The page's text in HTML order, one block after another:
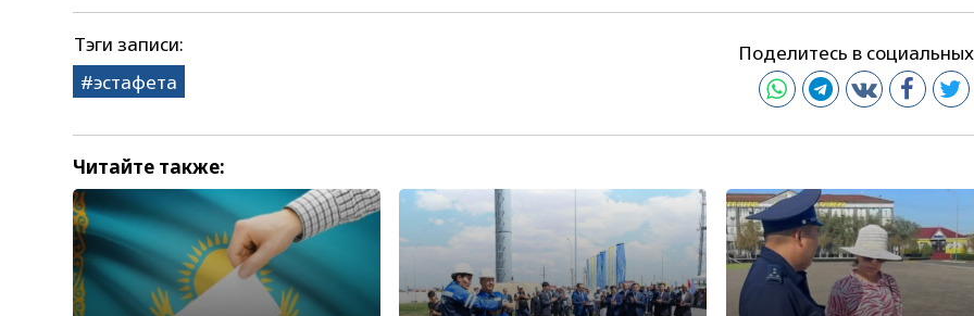
Тэги записи:
эстафета
Поделитесь в
Читайте также: